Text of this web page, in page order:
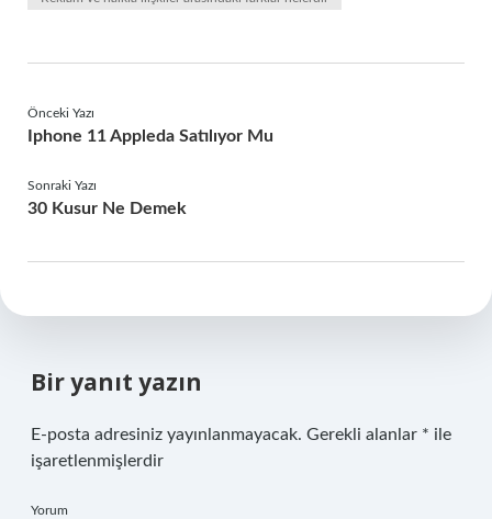
Önceki Yazı
Iphone 11 Appleda Satılıyor Mu
Sonraki Yazı
30 Kusur Ne Demek
Bir yanıt yazın
E-posta adresiniz yayınlanmayacak. Gerekli alanlar * ile
işaretlenmişlerdir
Yorum